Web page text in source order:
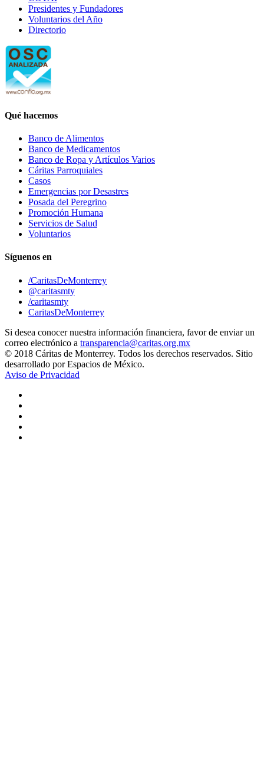
Presidentes y Fundadores
Voluntarios del Año
Directorio
Qué hacemos
Banco de Alimentos
Banco de Medicamentos
Banco de Ropa y Artículos Varios
Cáritas Parroquiales
Casos
Emergencias por Desastres
Posada del Peregrino
Promoción Humana
Servicios de Salud
Voluntarios
Síguenos en
/CaritasDeMonterrey
@caritasmty
/caritasmty
CaritasDeMonterrey
Si desea conocer nuestra información financiera, favor de enviar un
correo electrónico a transparencia@caritas.org.mx
© 2018 Cáritas de Monterrey. Todos los derechos reservados. Sitio
desarrollado por Espacios de México.
Aviso de Privacidad